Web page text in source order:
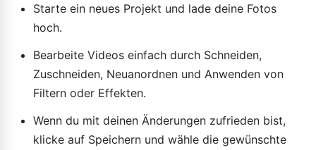
Starte ein neues Projekt und lade deine Fotos
hoch.
Bearbeite Videos einfach durch Schneiden,
Zuschneiden, Neuanordnen und Anwenden von
Filtern oder Effekten.
Wenn du mit deinen Änderungen zufrieden bist,
klicke auf Speichern und wähle die gewünschte